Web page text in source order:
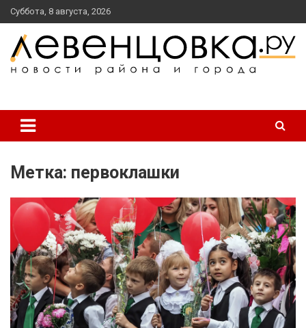
перейти
к
содержанию
Суббота, 8 августа, 2026
Метка: первоклашки